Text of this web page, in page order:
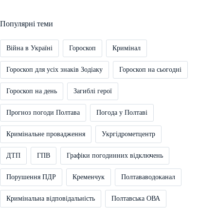
Популярні теми
Війна в Україні Гороскоп Кримінал
Гороскоп для усіх знаків Зодіаку Гороскоп на сьогодні
Гороскоп на день Загиблі герої
Прогноз погоди Полтава Погода у Полтаві
Кримінальне провадження Укргідрометцентр
ДТП ГПВ Графіки погодинних відключень
Порушення ПДР Кременчук Полтававодоканал
Кримінальна відповідальність Полтавська ОВА